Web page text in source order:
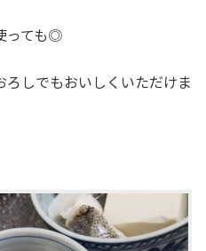
っても◎
しでもおいしくいただけま